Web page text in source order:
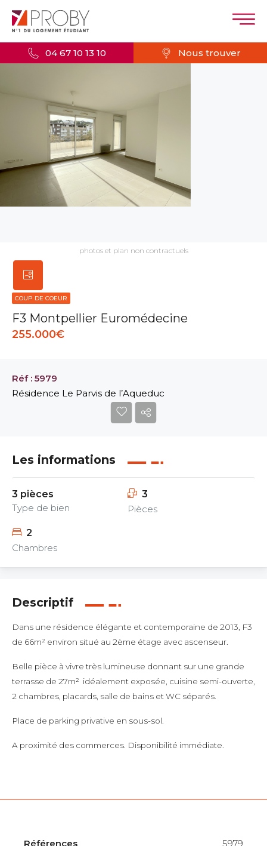
04 67 10 13 10 Nous trouver
COUP DE COEUR
F3 Montpellier Euromédecine
255.000€
photos et plan non contractuels
Réf : 5979
Résidence Le Parvis de l’Aqueduc
Les informations
3 pièces
Type de bien
3
Pièces
2
Chambres
Descriptif
Dans une résidence élégante et contemporaine de 2013, F3
de 66m² environ situé au 2ème étage avec ascenseur.
Belle pièce à vivre très lumineuse donnant sur une grande
terrasse de 27m² idéalement exposée, cuisine semi-ouverte,
2 chambres, placards, salle de bains et WC séparés.
Place de parking privative en sous-sol.
A proximité des commerces. Disponibilité immédiate.
Références 5979